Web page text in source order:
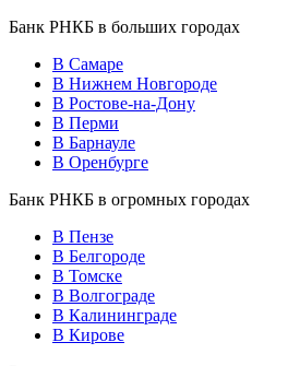
Банк РНКБ в больших городах
В Самаре
В Нижнем Новгороде
В Ростове-на-Дону
В Перми
В Барнауле
В Оренбурге
Банк РНКБ в огромных городах
В Пензе
В Белгороде
В Томске
В Волгограде
В Калининграде
В Кирове